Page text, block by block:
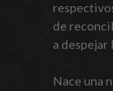
de
a despejar
Nace una